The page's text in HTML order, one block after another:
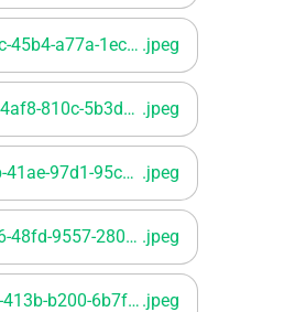
6b989a31-05bc-45b4-a77a-1ec97388cee5 .jpeg
00c514f6-2ffc-4af8-810c-5b3d60e70738 .jpeg
a31c6f93-d4eb-41ae-97d1-95c0ab97e53c .jpeg
d4113373-2cd6-48fd-9557-280786ac7ae1 .jpeg
5082fcf9-9bac-413b-b200-6b7ff7ed12c7 .jpeg